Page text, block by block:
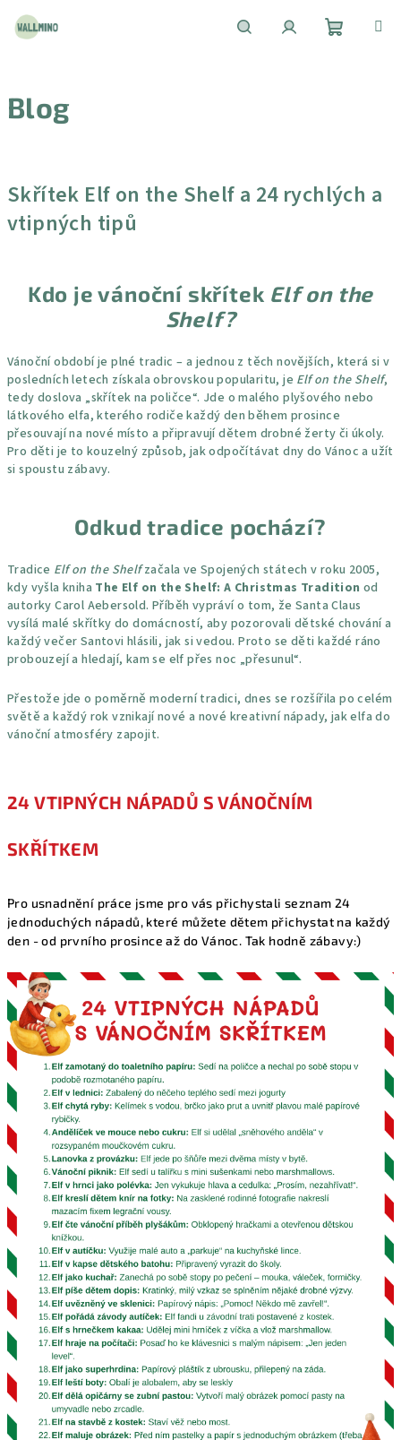
obsah
Blog
p
i
n
k
ů
Skřítek Elf on the Shelf a 24 rychlých a
vtipných tipů
Kdo je vánoční skřítek Elf on the
Shelf?
Vánoční období je plné tradic – a jednou z těch novějších, která si v
posledních letech získala obrovskou popularitu, je Elf on the Shelf,
tedy doslova „skřítek na poličce“. Jde o malého plyšového nebo
látkového elfa, kterého rodiče každý den během prosince
přesouvají na nové místo a připravují dětem drobné žerty či úkoly.
Pro děti je to kouzelný způsob, jak odpočítávat dny do Vánoc a užít
si spoustu zábavy.
Odkud tradice pochází?
Tradice Elf on the Shelfzačala ve Spojených státech v roku 2005,
kdy vyšla kniha The Elf on the Shelf: A Christmas Tradition od
autorky Carol Aebersold. Příběh vypráví o tom, že Santa Claus
vysílá malé skřítky do domácností, aby pozorovali dětské chování a
každý večer Santovi hlásili, jak si vedou. Proto se děti každé ráno
probouzejí a hledají, kam se elf přes noc „přesunul“.
Přestože jde o poměrně moderní tradici, dnes se rozšířila po celém
světě a každý rok vznikají nové a nové kreativní nápady, jak elfa do
vánoční atmosféry zapojit.
24 VTIPNÝCH NÁPADŮ S VÁNOČNÍM
SKŘÍTKEM
Pro usnadnění práce jsme pro vás přichystali seznam 24
jednoduchých nápadů, které můžete dětem přichystat na každý
den - od prvního prosince až do Vánoc. Tak hodně zábavy:)